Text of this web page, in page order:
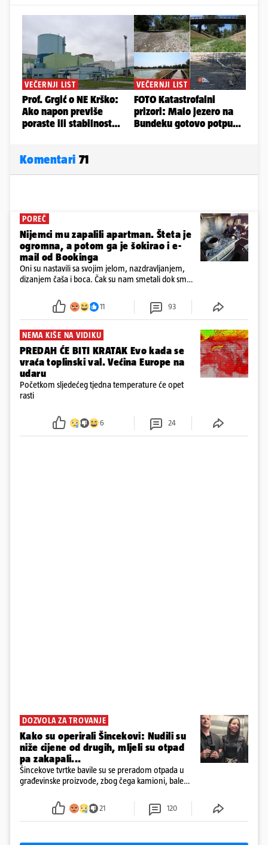
Komentari 71
POREČ
Nijemci mu zapalili apartman. Šteta je
ogromna, a potom ga je šokirao i e-
mail od Bookinga
Oni su nastavili sa svojim jelom, nazdravljanjem,
dizanjem čaša i boca. Čak su nam smetali dok smo
požar, rekao je vlasnik
11 93
NEMA KIŠE NA VIDIKU
PREDAH ĆE BITI KRATAK Evo kada se
vraća toplinski val. Većina Europe na
udaru
Početkom sljedećeg tjedna temperature će opet
rasti
6 24
DOZVOLA ZA TROVANJE
Kako su operirali Šincekovi: Nudili su
niže cijene od drugih, mljeli su otpad
pa zakapali...
Šincekove tvrtke bavile su se preradom otpada u
građevinske proizvode, zbog čega kamioni, bale
21 120